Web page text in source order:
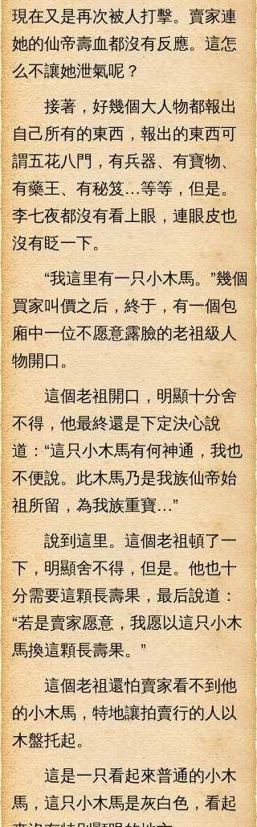
現在又是再次被人打擊。賣家連
她的仙帝壽血都沒有反應。這怎
么不讓她泄氣呢？
接著，好幾個大人物都報出
自己所有的東西，報出的東西可
謂五花八門，有兵器、有寶物、
有藥王、有秘笈…等等，但是。
李七夜都沒有看上眼，連眼皮也
沒有眨一下。
“我這里有一只小木馬。”幾個
買家叫價之后，終于，有一個包
廂中一位不愿意露臉的老祖級人
物開口。
這個老祖開口，明顯十分舍
不得，他最終還是下定決心說
道：“這只小木馬有何神通，我也
不便說。此木馬乃是我族仙帝始
祖所留，為我族重寶…”
說到這里。這個老祖頓了一
下，明顯舍不得，但是。他也十
分需要這顆長壽果，最后說道：
“若是賣家愿意，我愿以這只小木
馬換這顆長壽果。”
這個老祖還怕賣家看不到他
的小木馬，特地讓拍賣行的人以
木盤托起。
這是一只看起來普通的小木
馬，這只小木馬是灰白色，看起